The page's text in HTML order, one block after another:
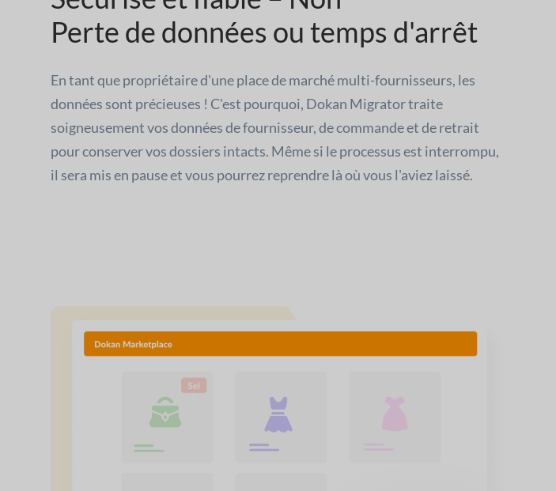
Perte de données ou temps d'arrêt
En tant que propriétaire d'une place de marché multi-fournisseurs, les
données sont précieuses ! C'est pourquoi, Dokan Migrator traite
soigneusement vos données de fournisseur, de commande et de retrait
pour conserver vos dossiers intacts. Même si le processus est interrompu,
il sera mis en pause et vous pourrez reprendre là où vous l'aviez laissé.